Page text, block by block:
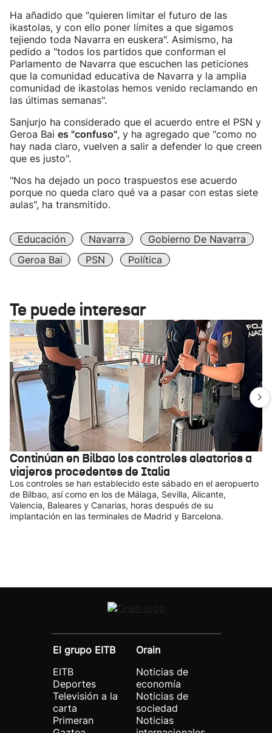
Ha añadido que "quieren limitar el futuro de las
ikastolas, y con ello poner límites a que sigamos
tejiendo toda Navarra en euskera". Asimismo, ha
pedido a "todos los partidos que conforman el
Parlamento de Navarra que escuchen las peticiones
que la comunidad educativa de Navarra y la amplia
comunidad de ikastolas hemos venido reclamando en
las últimas semanas".
Sanjurjo ha considerado que el acuerdo entre el PSN y
Geroa Bai es "confuso", y ha agregado que "como no
hay nada claro, vuelven a salir a defender lo que creen
que es justo".
"Nos ha dejado un poco traspuestos ese acuerdo
porque no queda claro qué va a pasar con estas siete
aulas", ha transmitido.
Educación Navarra
Gobierno De Navarra
Geroa Bai
PSN Política
Te puede interesar
Continúan en Bilbao los controles aleatorios a
viajeros procedentes de Italia
Los controles se han establecido este sábado en el aeropuerto
de Bilbao, así como en los de Málaga, Sevilla, Alicante,
Valencia, Baleares y Canarias, horas después de su
implantación en las terminales de Madrid y Barcelona.
El grupo EITB
EITB
Deportes
Televisión a la
carta
Primeran
Orain
Noticias de
economía
Noticias de
sociedad
Noticias